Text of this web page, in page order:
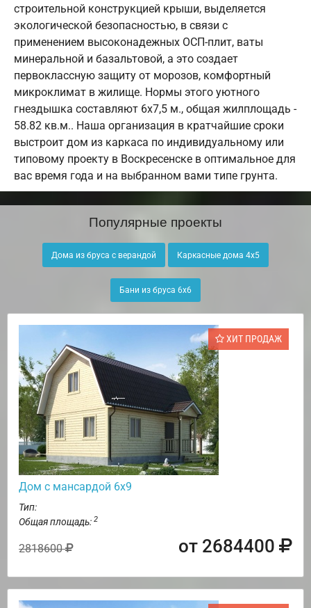
строительной конструкцией крыши, выделяется
экологической безопасностью, в связи с
применением высоконадежных ОСП-плит, ваты
минеральной и базальтовой, а это создает
первоклассную защиту от морозов, комфортный
микроклимат в жилище. Нормы этого уютного
гнездышка составляют 6х7,5 м., общая жилплощадь -
58.82 кв.м.. Наша организация в кратчайшие сроки
выстроит дом из каркаса по индивидуальному или
типовому проекту в Воскресенске в оптимальное для
вас время года и на выбранном вами типе грунта.
Популярные проекты
Дома из бруса с верандой Каркасные дома 4х5
Бани из бруса 6х6
ХИТ ПРОДАЖ
Дом с мансардой 6х9
Тип:
Общая площадь: 2
2818600 от 2684400